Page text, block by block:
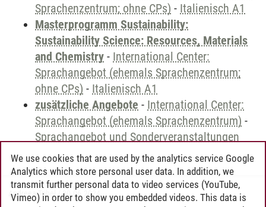
Sprachenzentrum; ohne CPs) - Italienisch A1
Masterprogramm Sustainability:
Sustainability Science: Resources, Materials
and Chemistry - International Center:
Sprachangebot (ehemals Sprachenzentrum;
ohne CPs) - Italienisch A1
zusätzliche Angebote - International Center:
Sprachangebot (ehemals Sprachenzentrum) -
Sprachangebot und Sonderveranstaltungen
Andreea Tribel 30.06.2024
We use cookies that are used by the analytics service Google
Analytics which store personal user data. In addition, we
transmit further personal data to video services (YouTube,
Vimeo) in order to show you embedded videos. This data is